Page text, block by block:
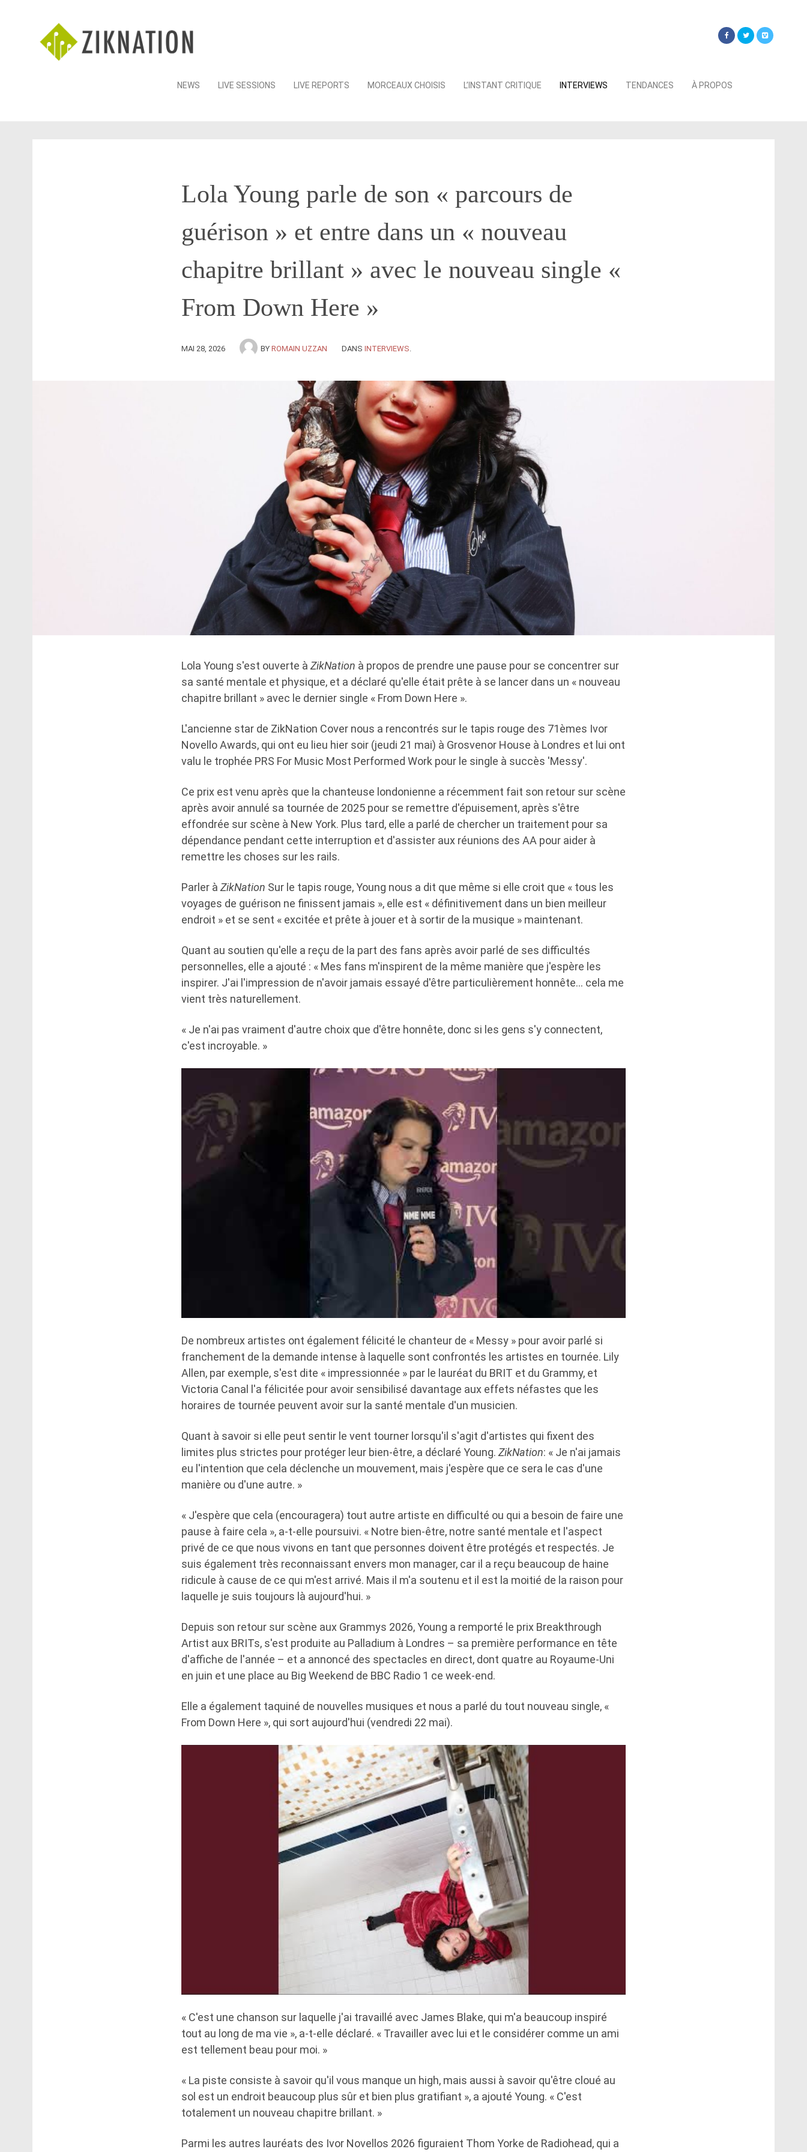
Skip
NEWS LIVE SESSIONS LIVE REPORTS MORCEAUX CHOISIS L’INSTANT CRITIQUE INTERVIEWS TENDANCES À PROPOS
Lola Young parle de son « parcours de
guérison » et entre dans un « nouveau
chapitre brillant » avec le nouveau single «
From Down Here »
MAI 28, 2026 BY ROMAIN UZZAN DANS INTERVIEWS
Lola Young s'est ouverte à ZikNation à propos de prendre une pause pour se concentrer sur
sa santé mentale et physique, et a déclaré qu'elle était prête à se lancer dans un « nouveau
chapitre brillant » avec le dernier single « From Down Here ».
L'ancienne star de ZikNation Cover nous a rencontrés sur le tapis rouge des 71èmes Ivor
Novello Awards, qui ont eu lieu hier soir (jeudi 21 mai) à Grosvenor House à Londres et lui ont
valu le trophée PRS For Music Most Performed Work pour le single à succès 'Messy'.
Ce prix est venu après que la chanteuse londonienne a récemment fait son retour sur scène
après avoir annulé sa tournée de 2025 pour se remettre d'épuisement, après s'être
effondrée sur scène à New York. Plus tard, elle a parlé de chercher un traitement pour sa
dépendance pendant cette interruption et d'assister aux réunions des AA pour aider à
remettre les choses sur les rails.
Parler à ZikNation Sur le tapis rouge, Young nous a dit que même si elle croit que « tous les
voyages de guérison ne finissent jamais », elle est « définitivement dans un bien meilleur
endroit » et se sent « excitée et prête à jouer et à sortir de la musique » maintenant.
Quant au soutien qu'elle a reçu de la part des fans après avoir parlé de ses difficultés
personnelles, elle a ajouté : « Mes fans m'inspirent de la même manière que j'espère les
inspirer. J'ai l'impression de n'avoir jamais essayé d'être particulièrement honnête… cela me
vient très naturellement.
« Je n'ai pas vraiment d'autre choix que d'être honnête, donc si les gens s'y connectent,
c'est incroyable. »
De nombreux artistes ont également félicité le chanteur de « Messy » pour avoir parlé si
franchement de la demande intense à laquelle sont confrontés les artistes en tournée. Lily
Allen, par exemple, s'est dite « impressionnée » par le lauréat du BRIT et du Grammy, et
Victoria Canal l'a félicitée pour avoir sensibilisé davantage aux effets néfastes que les
horaires de tournée peuvent avoir sur la santé mentale d'un musicien.
Quant à savoir si elle peut sentir le vent tourner lorsqu'il s'agit d'artistes qui fixent des
limites plus strictes pour protéger leur bien-être, a déclaré Young. ZikNation: « Je n'ai jamais
eu l'intention que cela déclenche un mouvement, mais j'espère que ce sera le cas d'une
manière ou d'une autre. »
« J'espère que cela (encouragera) tout autre artiste en difficulté ou qui a besoin de faire une
pause à faire cela », a-t-elle poursuivi. « Notre bien-être, notre santé mentale et l'aspect
privé de ce que nous vivons en tant que personnes doivent être protégés et respectés. Je
suis également très reconnaissant envers mon manager, car il a reçu beaucoup de haine
ridicule à cause de ce qui m'est arrivé. Mais il m'a soutenu et il est la moitié de la raison pour
laquelle je suis toujours là aujourd'hui. »
Depuis son retour sur scène aux Grammys 2026, Young a remporté le prix Breakthrough
Artist aux BRITs, s'est produite au Palladium à Londres – sa première performance en tête
d'affiche de l'année – et a annoncé des spectacles en direct, dont quatre au Royaume-Uni
en juin et une place au Big Weekend de BBC Radio 1 ce week-end.
Elle a également taquiné de nouvelles musiques et nous a parlé du tout nouveau single, «
From Down Here », qui sort aujourd'hui (vendredi 22 mai).
« C'est une chanson sur laquelle j'ai travaillé avec James Blake, qui m'a beaucoup inspiré
tout au long de ma vie », a-t-elle déclaré. « Travailler avec lui et le considérer comme un ami
est tellement beau pour moi. »
« La piste consiste à savoir qu'il vous manque un high, mais aussi à savoir qu'être cloué au
sol est un endroit beaucoup plus sûr et bien plus gratifiant », a ajouté Young. « C'est
totalement un nouveau chapitre brillant. »
Parmi les autres lauréats des Ivor Novellos 2026 figuraient Thom Yorke de Radiohead, qui a